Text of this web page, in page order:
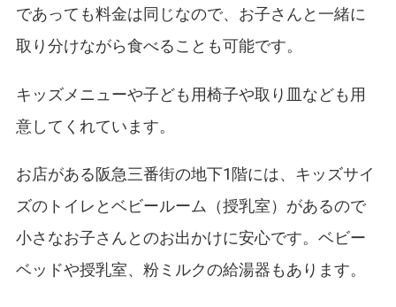
であっても料金は同じなので、お子さんと一緒に
取り分けながら食べることも可能です。
キッズメニューや子ども用椅子や取り皿なども用
意してくれています。
お店がある阪急三番街の地下1階には、キッズサイ
ズのトイレとベビールーム（授乳室）があるので
小さなお子さんとのお出かけに安心です。ベビー
ベッドや授乳室、粉ミルクの給湯器もあります。